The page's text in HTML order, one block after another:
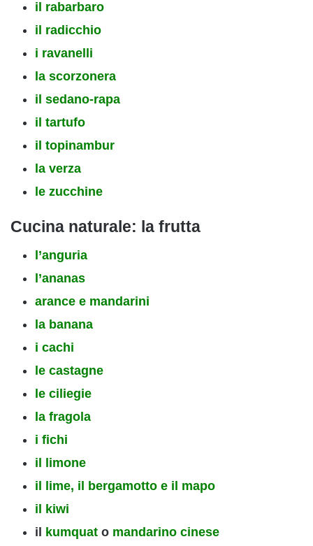
il rabarbaro
il radicchio
i ravanelli
la scorzonera
il sedano-rapa
il tartufo
il topinambur
la verza
le zucchine
Cucina naturale: la frutta
l’anguria
l’ananas
arance e mandarini
la banana
i cachi
le castagne
le ciliegie
la fragola
i fichi
il limone
il lime, il bergamotto e il mapo
il kiwi
il
kumquat o mandarino cinese